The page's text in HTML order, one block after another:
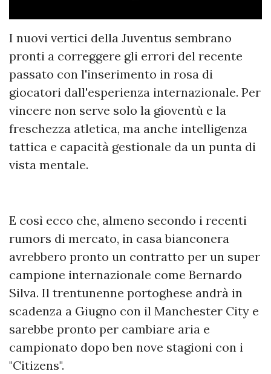
I nuovi vertici della Juventus sembrano
pronti a correggere gli errori del recente
passato con l'inserimento in rosa di
giocatori dall'esperienza internazionale. Per
vincere non serve solo la gioventù e la
freschezza atletica, ma anche intelligenza
tattica e capacità gestionale da un punta di
vista mentale.
E così ecco che, almeno secondo i recenti
rumors di mercato, in casa bianconera
avrebbero pronto un contratto per un super
campione internazionale come Bernardo
Silva. Il trentunenne portoghese andrà in
scadenza a Giugno con il Manchester City e
sarebbe pronto per cambiare aria e
campionato dopo ben nove stagioni con i
"Citizens".